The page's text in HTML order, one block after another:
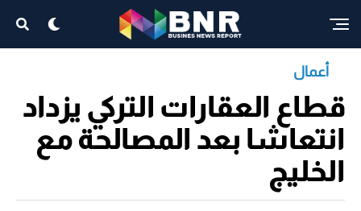
أعمال
قطاع العقارات التركي يزداد
انتعاشا بعد المصالحة مع
الخليج